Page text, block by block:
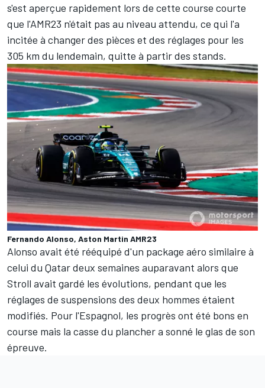
s'est aperçue rapidement lors de cette course courte
que l'AMR23 n'était pas au niveau attendu, ce qui l'a
incitée à changer des pièces et des réglages pour les
305 km du lendemain, quitte à partir des stands.
Fernando Alonso, Aston Martin AMR23
Alonso avait été rééquipé d'un package aéro similaire à
celui du Qatar deux semaines auparavant alors que
Stroll avait gardé les évolutions, pendant que les
réglages de suspensions des deux hommes étaient
modifiés. Pour l'Espagnol, les progrès ont été bons en
course mais la casse du plancher a sonné le glas de son
épreuve.